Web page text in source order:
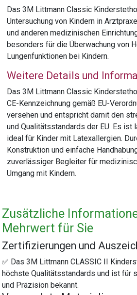
Das 3M Littmann Classic
Untersuchung von Kindern in
und anderen medizinischen
besonders für die Überwachung von
Lungenfunktionen bei Kindern.
Weitere Details und
Das 3M Littmann Classic
CE-Kennzeichnung gemäß EU-
versehen und entspricht damit den
und Qualitätsstandards der EU. Es ist
ideal für Kinder mit Latexallergien.
Konstruktion und einfache
zuverlässiger Begleiter für
Umgang mit Kindern.
Zusätzliche
Mehrwert für Sie
Zertifizierungen und
✅ Das 3M Littmann CLASSIC II
höchste Qualitätsstandards und ist für
und Präzision bekannt.